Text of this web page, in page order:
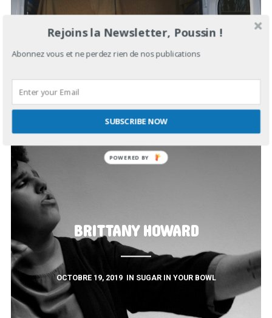
NOVEMBRE 17, 2019 IN SUGAR IN YOUR BOWL
BRITTANY HOWARD
OCTOBRE 19, 2019 IN SUGAR IN YOUR BOWL
Rejoins la Newsletter, Poussin !
Abonnez vous et ne perdez rien de nos publications
SUBSCRIBE NOW